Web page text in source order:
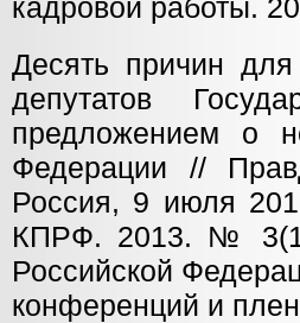
кадровой работы.
Десять причин для
депутатов
предложением о
Федерации //
Россия, 9 июля
КПРФ. 2013. №
Российской
конференций и